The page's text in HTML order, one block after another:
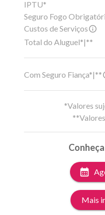
IPTU*
Seguro Fogo
Custos de Serviços
Total do Aluguel*|**
Com Seguro Fiança*|**
*Valores
Mais